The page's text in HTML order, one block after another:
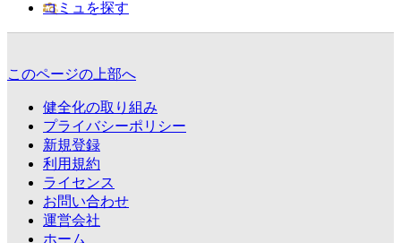
コミュを探す
このページの上部へ
健全化の取り組み
プライバシーポリシー
新規登録
利用規約
ライセンス
お問い合わせ
運営会社
ホーム